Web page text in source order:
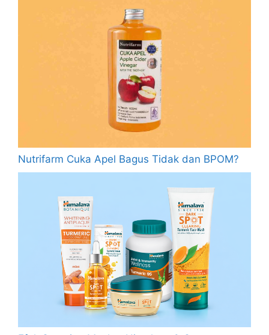
Nutrifarm Cuka Apel Bagus Tidak dan BPOM?